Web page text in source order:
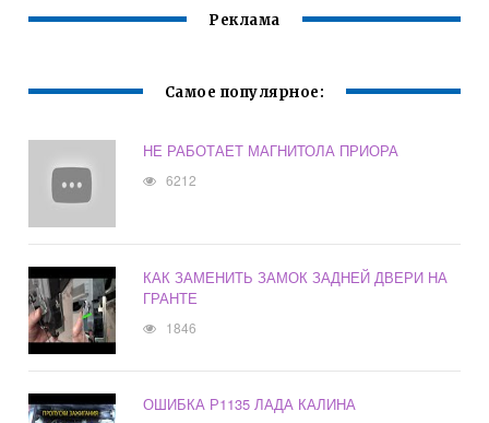
Реклама
Самое популярное:
НЕ РАБОТАЕТ МАГНИТОЛА ПРИОРА
6212
КАК ЗАМЕНИТЬ ЗАМОК ЗАДНЕЙ ДВЕРИ НА
ГРАНТЕ
1846
ОШИБКА Р1135 ЛАДА КАЛИНА